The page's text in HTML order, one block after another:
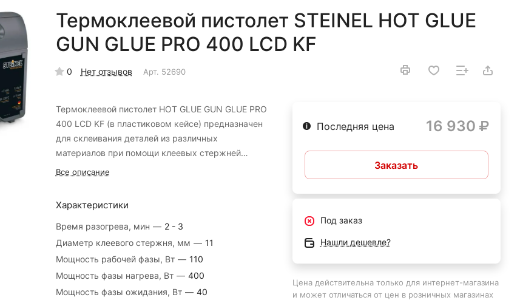
Термоклеевой пистолет STEINEL HOT GLUE
GUN GLUE PRO 400 LCD KF
0 Нет отзывов Арт. 52690
Термоклеевой пистолет HOT GLUE GUN GLUE PRO
400 LCD KF (в пластиковом кейсе) предназначен
для склеивания деталей из различных
материалов при помощи клеевых стержней
диаметром 11 мм. Индивидуальная настройка
самостоятельно обслуживать инструмент. Для
экономии времени предусмотрен быстрый
нагрев трубок. Особенности клеевого
пистолета:
регулировка температуры нагрева
подвес в верхней части корпуса для удобного
благодаря регулировке хода пистолет подает
устройство оснащено съемной опорой для
Все описание
Характеристики
Время разогрева, мин — 2 - 3
Диаметр клеевого стержня, мм — 11
Мощность рабочей фазы, Вт — 110
Мощность фазы нагрева, Вт — 400
Мощность фазы ожидания, Вт — 40
Последняя цена 16 930
Заказать
Под заказ
Нашли дешевле?
Цена действительна только для интернет-магазина
и может отличаться от цен в розничных магазинах